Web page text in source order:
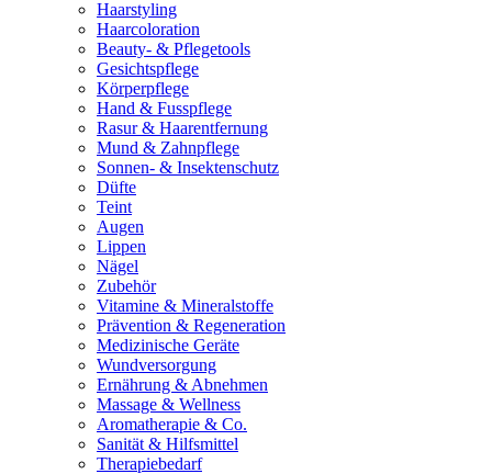
Haarstyling
Haarcoloration
Beauty- & Pflegetools
Gesichtspflege
Körperpflege
Hand & Fusspflege
Rasur & Haarentfernung
Mund & Zahnpflege
Sonnen- & Insektenschutz
Düfte
Teint
Augen
Lippen
Nägel
Zubehör
Vitamine & Mineralstoffe
Prävention & Regeneration
Medizinische Geräte
Wundversorgung
Ernährung & Abnehmen
Massage & Wellness
Aromatherapie & Co.
Sanität & Hilfsmittel
Therapiebedarf